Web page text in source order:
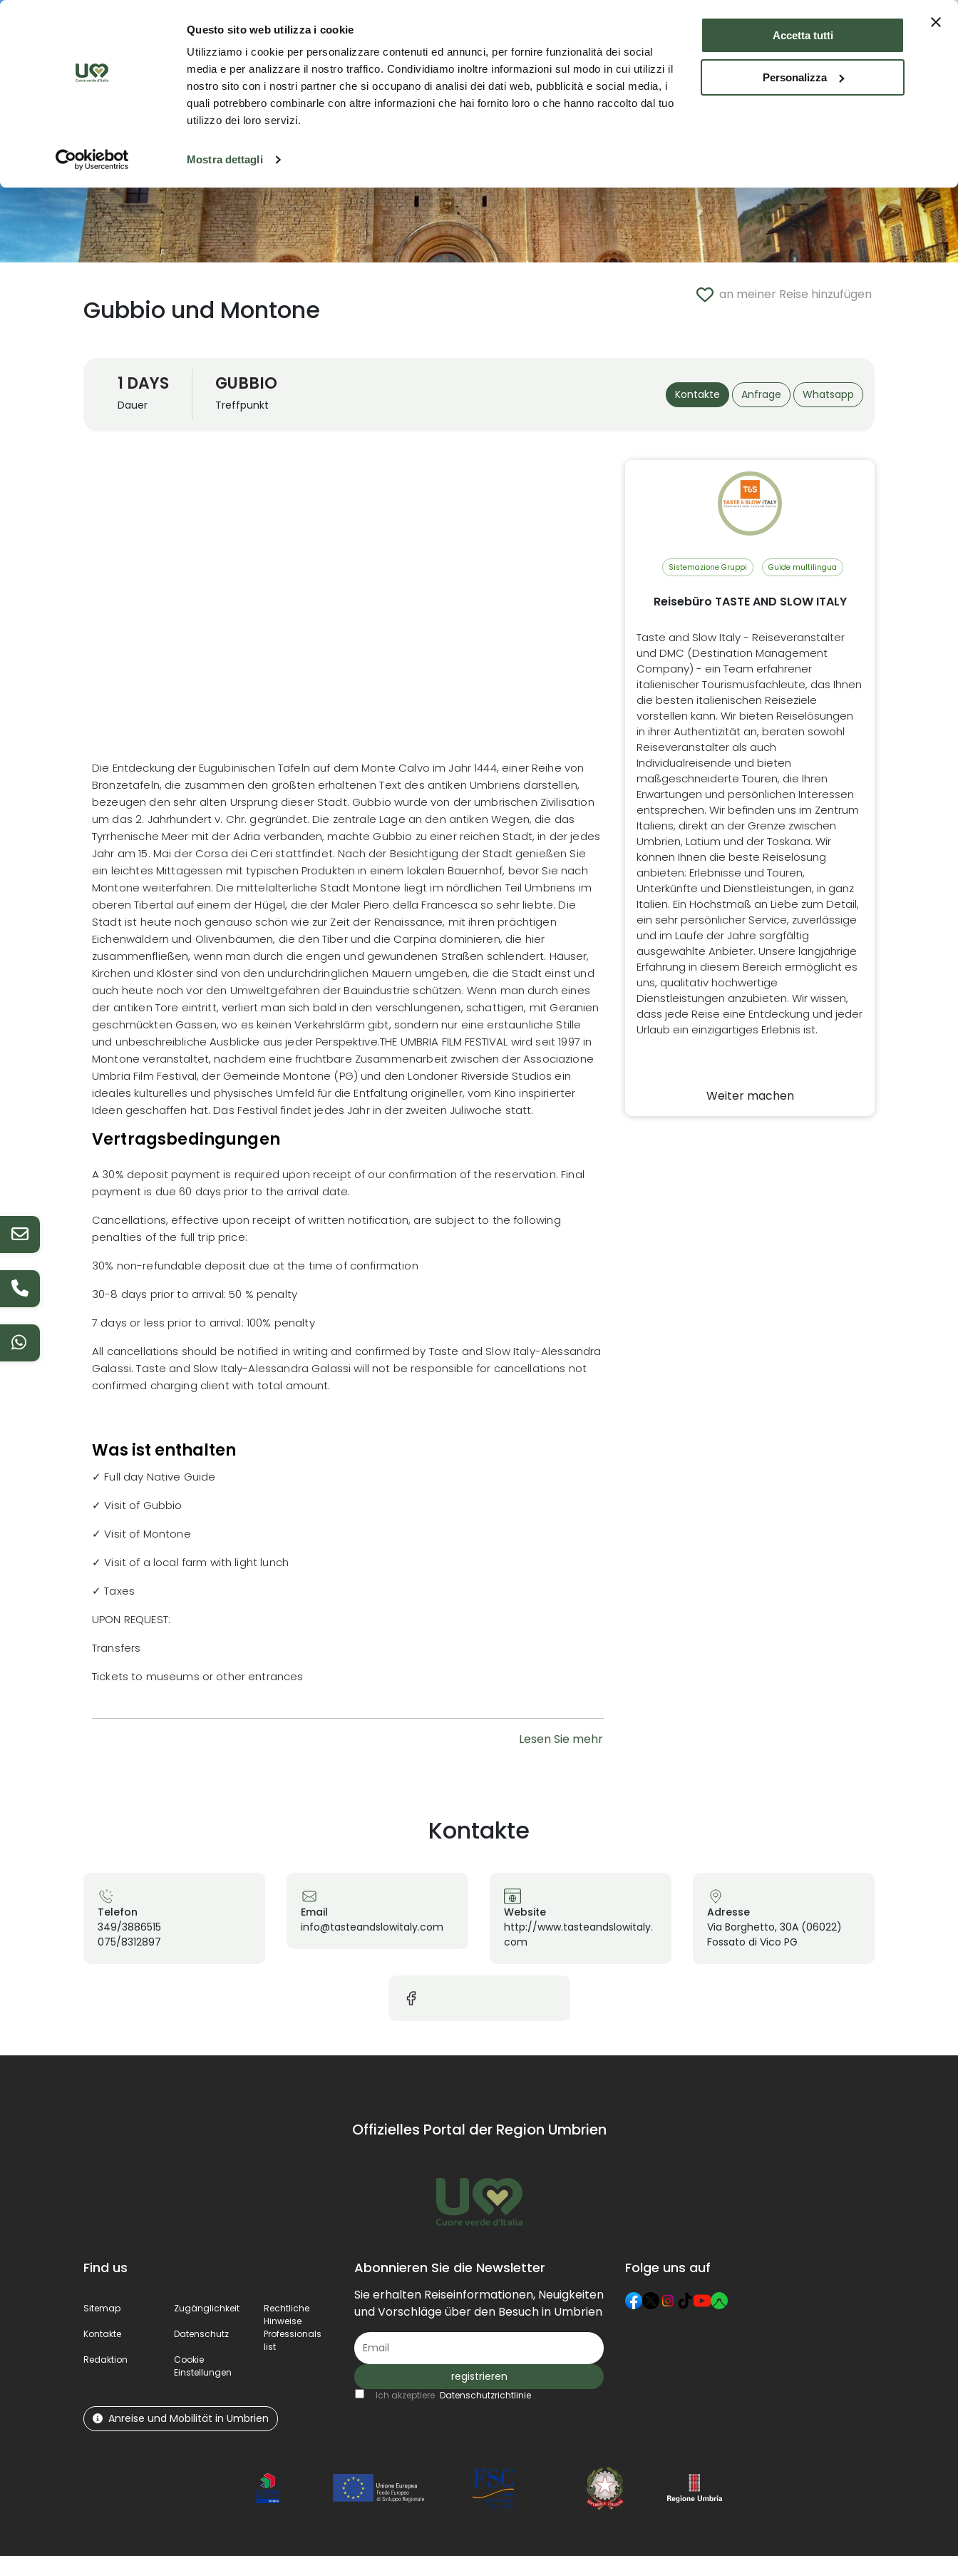
Questo sito web utilizza i cookie
Utilizziamo i cookie per personalizzare contenuti ed annunci, per fornire funzionalità dei social
media e per analizzare il nostro traffico. Condividiamo inoltre informazioni sul modo in cui utilizzi il
nostro sito con i nostri partner che si occupano di analisi dei dati web, pubblicità e social media, i
quali potrebbero combinarle con altre informazioni che hai fornito loro o che hanno raccolto dal tuo
utilizzo dei loro servizi.
Mostra dettagli
Accetta tutti
Personalizza
Entdecken
an meiner Reise hinzufügen
Gubbio und Montone
1 DAYS
Dauer
GUBBIO
Treffpunkt
Kontakte Anfrage Whatsapp
Die Entdeckung der Eugubinischen Tafeln auf dem Monte Calvo im Jahr 1444, einer Reihe von
Bronzetafeln, die zusammen den größten erhaltenen Text des antiken Umbriens darstellen,
bezeugen den sehr alten Ursprung dieser Stadt. Gubbio wurde von der umbrischen Zivilisation
um das 2. Jahrhundert v. Chr. gegründet. Die zentrale Lage an den antiken Wegen, die das
Tyrrhenische Meer mit der Adria verbanden, machte Gubbio zu einer reichen Stadt, in der jedes
Jahr am 15. Mai der Corsa dei Ceri stattfindet. Nach der Besichtigung der Stadt genießen Sie
ein leichtes Mittagessen mit typischen Produkten in einem lokalen Bauernhof, bevor Sie nach
Montone weiterfahren. Die mittelalterliche Stadt Montone liegt im nördlichen Teil Umbriens im
oberen Tibertal auf einem der Hügel, die der Maler Piero della Francesca so sehr liebte. Die
Stadt ist heute noch genauso schön wie zur Zeit der Renaissance, mit ihren prächtigen
Eichenwäldern und Olivenbäumen, die den Tiber und die Carpina dominieren, die hier
zusammenfließen, wenn man durch die engen und gewundenen Straßen schlendert. Häuser,
Kirchen und Klöster sind von den undurchdringlichen Mauern umgeben, die die Stadt einst und
auch heute noch vor den Umweltgefahren der Bauindustrie schützen. Wenn man durch eines
der antiken Tore eintritt, verliert man sich bald in den verschlungenen, schattigen, mit Geranien
geschmückten Gassen, wo es keinen Verkehrslärm gibt, sondern nur eine erstaunliche Stille
und unbeschreibliche Ausblicke aus jeder Perspektive.THE UMBRIA FILM FESTIVAL wird seit 1997 in
Montone veranstaltet, nachdem eine fruchtbare Zusammenarbeit zwischen der Associazione
Umbria Film Festival, der Gemeinde Montone (PG) und den Londoner Riverside Studios ein
ideales kulturelles und physisches Umfeld für die Entfaltung origineller, vom Kino inspirierter
Ideen geschaffen hat. Das Festival findet jedes Jahr in der zweiten Juliwoche statt.
Vertragsbedingungen
A 30% deposit payment is required upon receipt of our confirmation of the reservation. Final
payment is due 60 days prior to the arrival date.
Cancellations, effective upon receipt of written notification, are subject to the following
penalties of the full trip price:
30% non-refundable deposit due at the time of confirmation
30-8 days prior to arrival: 50 % penalty
7 days or less prior to arrival: 100% penalty
All cancellations should be notified in writing and confirmed by Taste and Slow Italy-Alessandra
Galassi. Taste and Slow Italy-Alessandra Galassi will not be responsible for cancellations not
confirmed charging client with total amount.
Was ist enthalten
✓ Full day Native Guide
✓ Visit of Gubbio
✓ Visit of Montone
✓ Visit of a local farm with light lunch
✓ Taxes
UPON REQUEST:
Transfers
Tickets to museums or other entrances
Lesen Sie mehr
Sistemazione Gruppi Guide multilingua
Reisebüro TASTE AND SLOW ITALY
Taste and Slow Italy - Reiseveranstalter
und DMC (Destination Management
Company) - ein Team erfahrener
italienischer Tourismusfachleute, das Ihnen
die besten italienischen Reiseziele
vorstellen kann. Wir bieten Reiselösungen
in ihrer Authentizität an, beraten sowohl
Reiseveranstalter als auch
Individualreisende und bieten
maßgeschneiderte Touren, die Ihren
Erwartungen und persönlichen Interessen
entsprechen. Wir befinden uns im Zentrum
Italiens, direkt an der Grenze zwischen
Umbrien, Latium und der Toskana. Wir
können Ihnen die beste Reiselösung
anbieten: Erlebnisse und Touren,
Unterkünfte und Dienstleistungen, in ganz
Italien. Ein Höchstmaß an Liebe zum Detail,
ein sehr persönlicher Service, zuverlässige
und im Laufe der Jahre sorgfältig
ausgewählte Anbieter. Unsere langjährige
Erfahrung in diesem Bereich ermöglicht es
uns, qualitativ hochwertige
Dienstleistungen anzubieten. Wir wissen,
dass jede Reise eine Entdeckung und jeder
Urlaub ein einzigartiges Erlebnis ist.
Weiter machen
Kontakte
Telefon
349/3886515
075/8312897
Email
info@tasteandslowitaly.com
Website
http://www.tasteandslowitaly.
com
Adresse
Via Borghetto, 30A (06022)
Fossato di Vico PG
Offizielles Portal der Region Umbrien
Find us
Sitemap Zugänglichkeit
Rechtliche
Hinweise
Kontakte
Datenschutz
Professionals
list
Redaktion
Cookie
Einstellungen
Anreise und Mobilität in Umbrien
Abonnieren Sie die Newsletter
Sie erhalten Reiseinformationen, Neuigkeiten
und Vorschläge über den Besuch in Umbrien
registrieren
Ich akzeptiere Datenschutzrichtlinie
Folge uns auf